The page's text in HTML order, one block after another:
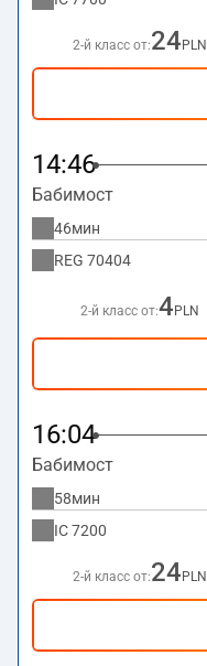
2-й класс от:24 PLN
14:46
Бабимост
46мин
REG 70404
2-й класс от:4 PLN
16:04
Бабимост
58мин
IC7200
2-й класс от:24 PLN